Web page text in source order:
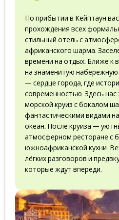
полета 12 мин), трансферы
По прибытии в Кейптаун
прохождения всех
стильный отель с
африканского шарма.
времени на отдых. Ближе к
на знаменитую набережную
— сердце города, где
современностью. Здесь
морской круиз с бокалом
фантастическими видами
океан. После круиза —
атмосферном ресторане с
южноафриканской кухни.
лёгких разговоров и
которые ждут впереди.